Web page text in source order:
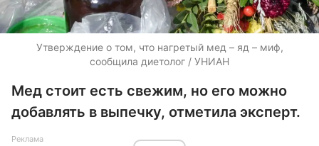
Утверждение о том, что нагретый мед – яд – миф,
сообщила диетолог / УНИАН
Мед стоит есть свежим, но его можно
добавлять в выпечку, отметила эксперт.
Реклама